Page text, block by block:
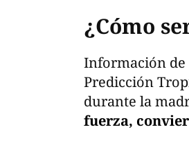
¿Cómo
Información de
Predicción
durante la
fuerza,